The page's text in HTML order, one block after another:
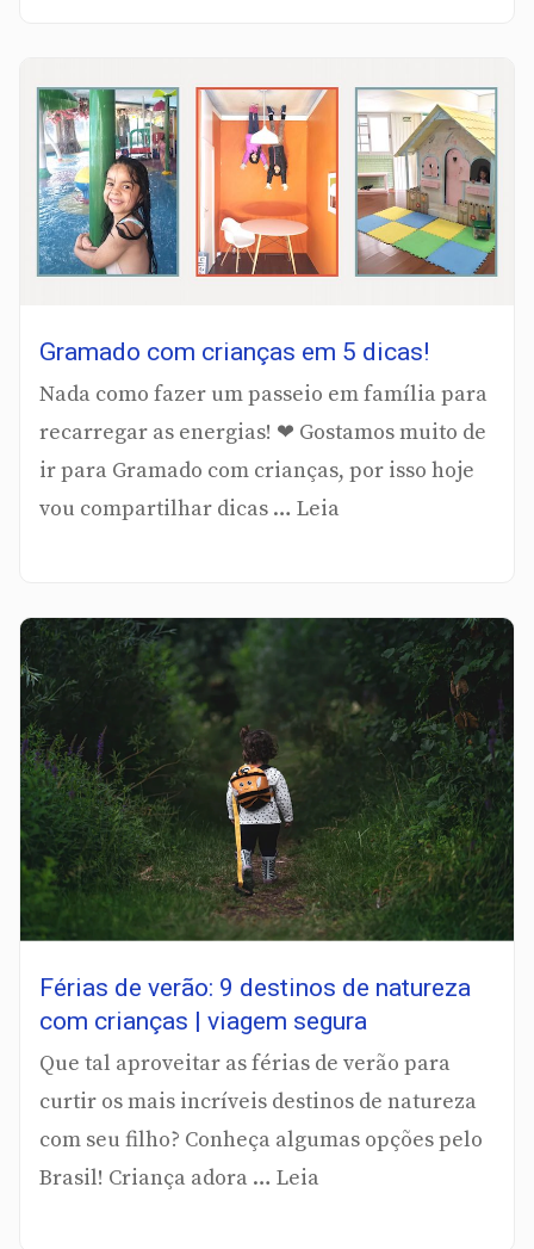
Gramado com crianças em 5 dicas!
Nada como fazer um passeio em família para
recarregar as energias! ❤ Gostamos muito de
ir para Gramado com crianças, por isso hoje
vou compartilhar dicas … Leia
Férias de verão: 9 destinos de natureza
com crianças | viagem segura
Que tal aproveitar as férias de verão para
curtir os mais incríveis destinos de natureza
com seu filho? Conheça algumas opções pelo
Brasil! Criança adora … Leia